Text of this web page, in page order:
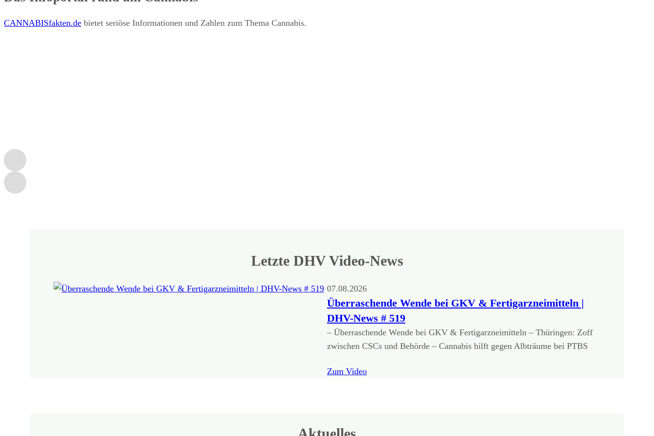
CANNABISfakten.de bietet seriöse Informationen und Zahlen zum Thema Cannabis.
Letzte DHV Video-News
07.08.2026
Überraschende Wende bei GKV & Fertigarzneimitteln |
DHV-News # 519
– Überraschende Wende bei GKV & Fertigarzneimitteln – Thüringen: Zoff
zwischen CSCs und Behörde – Cannabis hilft gegen Albträume bei PTBS
Zum Video